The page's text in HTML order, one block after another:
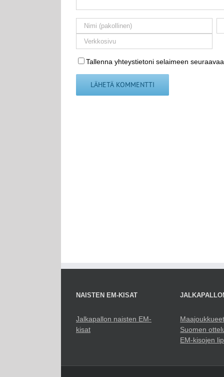
Tallenna yhteystietoni selaimeen
NAISTEN EM-KISAT
Jalkapallon naisten EM-
kisat
Maajoukkueet
Suomen
EM-kisojen